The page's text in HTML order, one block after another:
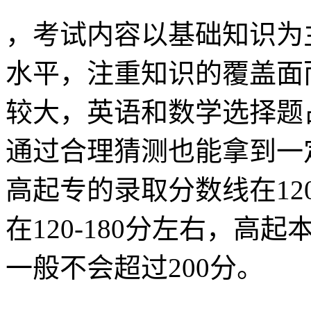
，考试内容以基础知识
水平，注重知识的覆盖
较大，英语和数学选择
通过合理猜测也能拿到
高起专的录取分数线在
在120-180分左右，高起
一般不会超过200分。